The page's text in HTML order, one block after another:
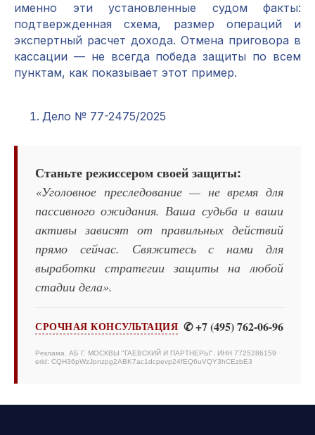
именно эти установленные судом факты:
подтвержденная схема, размер операций и
экспертный расчет дохода. Отмена приговора в
кассации — не всегда победа защиты по всем
пунктам, как показывает этот пример.
Дело № 77-2475/2025
Станьте режиссером своей защиты:
«Уголовное преследование — не время для
пассивного ожидания. Ваша судьба и ваши
активы зависят от правильных действий
прямо сейчас. Свяжитесь с нами для
выработки стратегии защиты на любой
стадии дела».
СРОЧНАЯ КОНСУЛЬТАЦИЯ ✆ +7 (495) 762-06-96
Реклама. АБ Г. МОСКВЫ "ГАЕВСКИЙ И ПАРТНЕРЫ", ИНН 7725286159
erid: CQH36pWzJpnzpg2ABK7ac1dcpevp24fEQ6uVQY3hCEzbE3